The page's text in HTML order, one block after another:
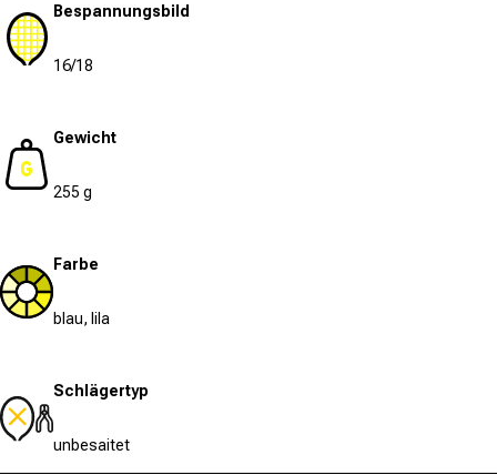
Bespannungsbild
16/18
Gewicht
255 g
Farbe
blau, lila
Schlägertyp
unbesaitet